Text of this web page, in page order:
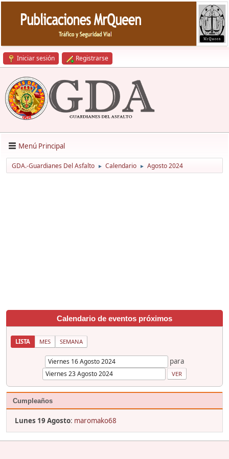
Iniciar sesión Registrarse
Menú Principal
GDA.-Guardianes Del Asfalto ► Calendario ► Agosto 2024
Calendario de eventos próximos
LISTA MES SEMANA
para
Cumpleaños
Lunes 19 Agosto: maromako68